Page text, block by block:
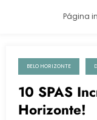
Página
2 de fevereiro de
BELO HORIZONTE
10 SPAS
Horizonte!